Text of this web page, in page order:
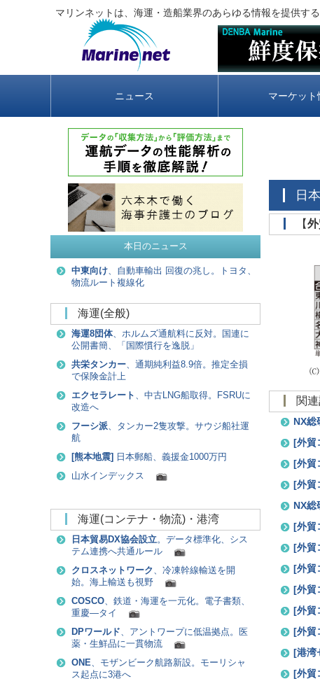
マリンネットは、海運・造船業界のあらゆる情報を提供する
ニュース マーケット
‌【
関
NX総
[外貿
[外貿
[外貿
NX総
[外貿
[外貿
[外貿
[外貿
[外貿
[外貿
[港湾
[外貿
本日のニュース
中東向け、自動車輸出 回復の兆し。トヨタ、
物流ルート複線化
海運(全般)
海運8団体、ホルムズ通航料に反対。国連に
公開書簡、「国際慣行を逸脱」
共栄タンカー、通期純利益8.9倍。推定全損
で保険金計上
エクセラレート 、中古LNG船取得。FSRUに
改造へ
フーシ派、タンカー2隻攻撃。サウジ船社運
航
[熊本地震]
日本郵船、義援金1000万円
山水インデックス
海運(コンテナ・物流)・港湾
日本貿易DX協会設立。データ標準化、シス
テム連携へ共通ルール
クロスネットワーク 、冷凍幹線輸送を開
始。海上輸送も視野
COSCO、鉄道・海運を一元化。電子書類、
重慶―タイ
DPワールド、アントワープに低温拠点。医
薬・生鮮品に一貫物流
ONE、モザンビーク航路新設。モーリシャ
ス起点に3港へ